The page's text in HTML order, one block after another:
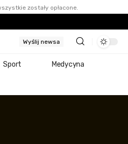
zostały opłacone.
Wyślij newsa
Sport Medycyna